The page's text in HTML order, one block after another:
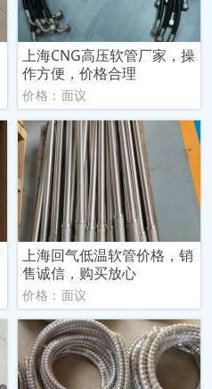
上海CNG高压软管厂家，操
作方便，价格合理
价格：面议
上海回气低温软管价格，销
售诚信，购买放心
价格：面议